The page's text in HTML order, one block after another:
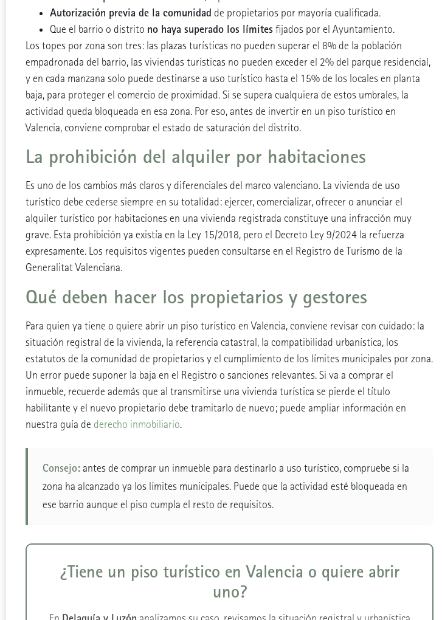
Autorización previa de la comunidad de propietarios por mayoría cualificada.
Que el barrio o distrito no haya superado los límitesfijados por el Ayuntamiento.
Los topes por zona son tres: las plazas turísticas no pueden superar el 8% de la población
empadronada del barrio, las viviendas turísticas no pueden exceder el 2% del parque residencial,
y en cada manzana solo puede destinarse a uso turístico hasta el 15% de los locales en planta
baja, para proteger el comercio de proximidad. Si se supera cualquiera de estos umbrales, la
actividad queda bloqueada en esa zona. Por eso, antes de invertir en un piso turístico en
Valencia, conviene comprobar el estado de saturación del distrito.
La prohibición del alquiler por habitaciones
Es uno de los cambios más claros y diferenciales del marco valenciano. La vivienda de uso
turístico debe cederse siempre en su totalidad: ejercer, comercializar, ofrecer o anunciar el
alquiler turístico por habitaciones en una vivienda registrada constituye una infracción muy
grave. Esta prohibición ya existía en la Ley 15/2018, pero el Decreto Ley 9/2024 la refuerza
expresamente. Los requisitos vigentes pueden consultarse en el Registro de Turismo de la
Generalitat Valenciana.
Qué deben hacer los propietarios y gestores
Para quien ya tiene o quiere abrir un piso turístico en Valencia, conviene revisar con cuidado: la
situación registral de la vivienda, la referencia catastral, la compatibilidad urbanística, los
estatutos de la comunidad de propietarios y el cumplimiento de los límites municipales por zona.
Un error puede suponer la baja en el Registro o sanciones relevantes. Si va a comprar el
inmueble, recuerde además que al transmitirse una vivienda turística se pierde el título
habilitante y el nuevo propietario debe tramitarlo de nuevo; puede ampliar información en
nuestra guía de derecho inmobiliario.
Consejo:antes de comprar un inmueble para destinarlo a uso turístico, compruebe si la
zona ha alcanzado ya los límites municipales. Puede que la actividad esté bloqueada en
ese barrio aunque el piso cumpla el resto de requisitos.
¿Tiene un piso turístico en Valencia o quiere abrir
uno?